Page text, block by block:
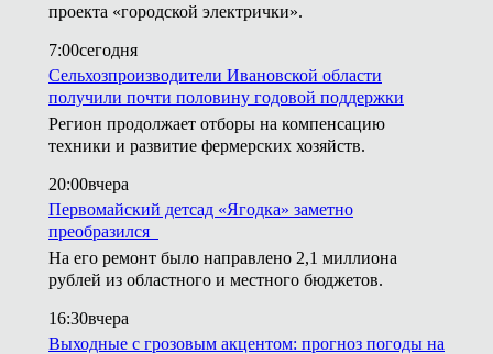
проекта «городской электрички».
7:00сегодня
Сельхозпроизводители Ивановской области
получили почти половину годовой поддержки
Регион продолжает отборы на компенсацию
техники и развитие фермерских хозяйств.
20:00вчера
Первомайский детсад «Ягодка» заметно
преобразился
На его ремонт было направлено 2,1 миллиона
рублей из областного и местного бюджетов.
16:30вчера
Выходные с грозовым акцентом: прогноз погоды на